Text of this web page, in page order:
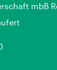
mbB